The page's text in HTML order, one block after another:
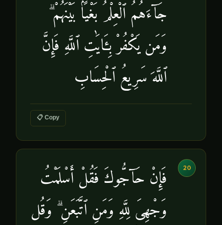
جَآءَهُمُ ٱلْعِلْمُ بَغْيًۢا بَيْنَهُمْ ۗ
وَمَن يَكْفُرْ بِـَٔايَٰتِ ٱللَّهِ فَإِنَّ
ٱللَّهَ سَرِيعُ ٱلْحِسَابِ
📋 Copy
20
فَإِنْ حَآجُّوكَ فَقُلْ أَسْلَمْتُ
وَجْهِىَ لِلَّهِ وَمَنِ ٱتَّبَعَنِ ۗ وَقُل